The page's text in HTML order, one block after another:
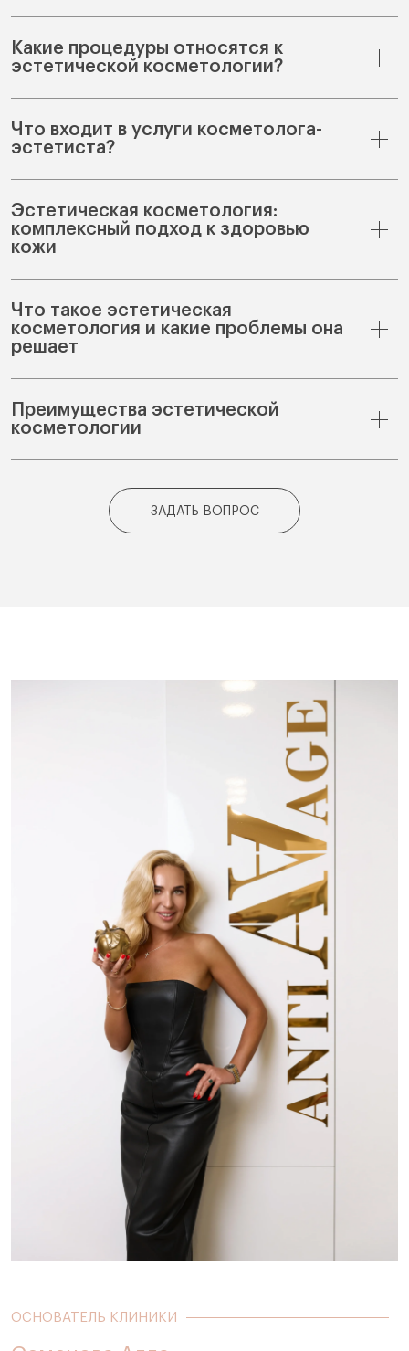
Какие процедуры относятся к
эстетической косметологии?
Что входит в услуги косметолога-
эстетиста?
Эстетическая косметология:
комплексный подход к здоровью
кожи
Что такое эстетическая
косметология и какие проблемы она
решает
Преимущества эстетической
косметологии
ЗАДАТЬ ВОПРОС
ОСНОВАТЕЛЬ КЛИНИКИ